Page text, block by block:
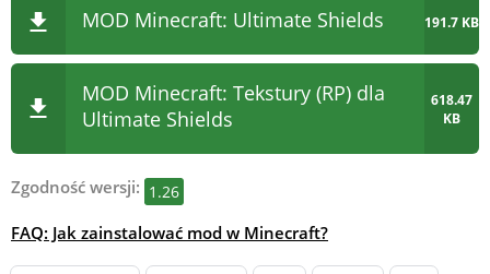
MOD Minecraft: Ultimate Shields 191.7 KB
MOD Minecraft: Tekstury (RP) dla
Ultimate Shields
618.47
KB
Zgodność wersji: 1.26
FAQ: Jak zainstalować mod w Minecraft?